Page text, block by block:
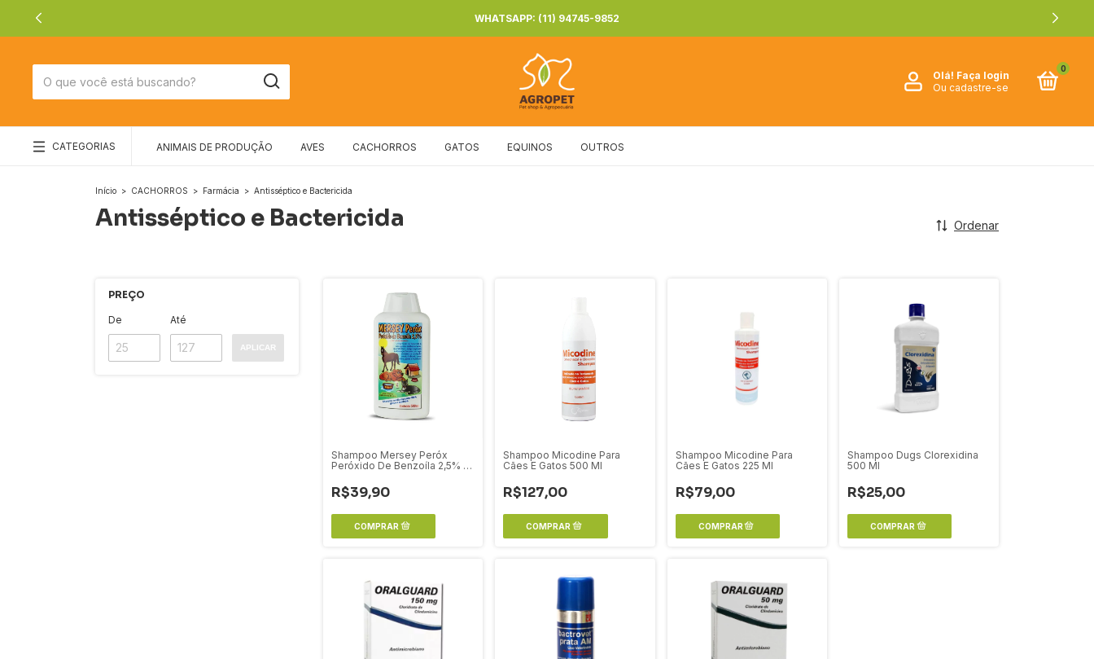
WHATSAPP: (11) 94745-9852
Olá! Faça login
Ou cadastre-se
0
CATEGORIAS ANIMAIS DE PRODUÇÃO AVES CACHORROS GATOS EQUINOS OUTROS
Início > CACHORROS > Farmácia > Antisséptico e Bactericida
Antisséptico e Bactericida Ordenar
PREÇO
De Até
APLICAR
Shampoo Mersey Peróx
Peróxido De Benzoíla 2,5% -
R$39,90
Shampoo Micodine Para
Cães E Gatos 500 Ml
R$127,00
Shampoo Micodine Para
Cães E Gatos 225 Ml
R$79,00
Shampoo Dugs Clorexidina
500 Ml
R$25,00